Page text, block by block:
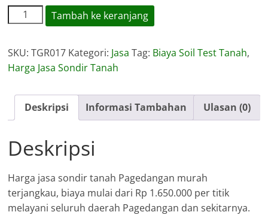
Kuantitas
Harga
Sondir
Tanah
Tambah ke keranjang
SKU:TGR017 Kategori: Jasa Tag: Biaya Soil Test Tanah,
Harga Jasa Sondir Tanah
Deskripsi Informasi Tambahan Ulasan (0)
Deskripsi
Harga jasa sondir tanah Pagedangan murah
terjangkau, biaya mulai dari Rp 1.650.000 per titik
melayani seluruh daerah Pagedangan dan sekitarnya.